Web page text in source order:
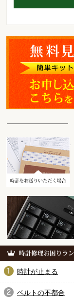
時計が止まる
ベルトの不都合